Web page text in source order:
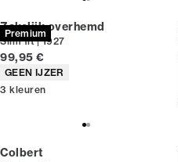
Premium
Zakelijk overhemd
Slim fit | 1927
Huidige prijs
99,95 €
Producteigenschappen
GEEN IJZER
3 kleuren
Colbert